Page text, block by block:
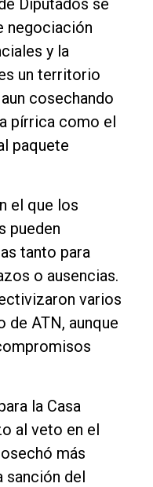
negociación
y la
un territorio
cosechando
pírrica como el
paquete
el que los
pueden
tanto para
o ausencias.
varios
ATN, aunque
la Casa
al veto en el
más
sanción del